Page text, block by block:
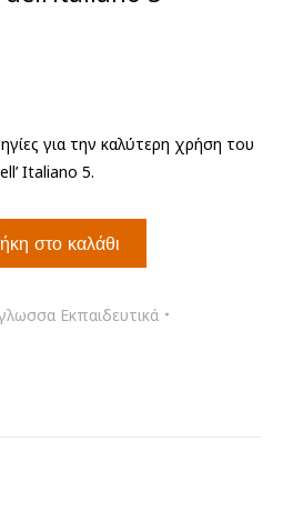
για την καλύτερη χρήση του
Italiano 5.
στο καλάθι
Εκπαιδευτικά